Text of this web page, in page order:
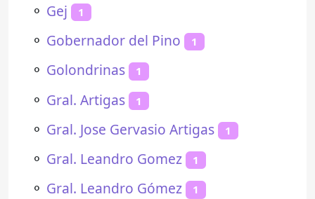
⚬ Gej 1
⚬ Gobernador del Pino 1
⚬ Golondrinas 1
⚬ Gral. Artigas 1
⚬ Gral. Jose Gervasio Artigas 1
⚬ Gral. Leandro Gomez 1
⚬ Gral. Leandro Gómez 1